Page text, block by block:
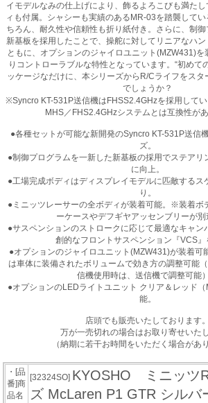
イモデルなみの仕上げにより、飾るよろこびも満た
ィも付属。シャシーも実績のあるMR-03を踏襲して
ちろん、耐久性や信頼性も折り紙付き。さらに、制
新基板を採用したことで、操舵に対してリニアなハン
ともに、オプションのジャイロユニット(MZW431)を
りコントローラブルな特性となっています。“初めて
ッケージなだけに、本シリーズからR/Cライフをス
でしょうか？
※Syncro KT-531P送信機はFHSS2.4GHzを採用して
MHS／FHS2.4GHzシステムとは互換性があ
●各種セットが可能な新開発のSyncro KT-531P送信
ズ。
●制御プログラムを一新した新基板の採用でステアリ
に向上。
●工場完成ボディはディスプレイモデルに匹敵するス
り。
●ミニッツレーサーの全ボディが装着可能。※装着ボ
ーケースやデフギヤアッセンブリーが別
●サスペンションのストロークに応じて最適なキャン
創的なフロントサスペンション『VCS』
●オプションのジャイロユニット(MZW431)が装着可
は車体に装備されたボリュームで効き方の調整可能
信機使用時は、送信機で調整可能）
●オプションのLEDライトユニット クリア＆レッド
能。
店頭でも販売いたしております。
万が一売切れの場合はお取り寄せいたし
（納期に若干お時間をいただく場合があ
・[品
番]商
品名
[32324SO] KYOSHO ミニッツ
ズ McLaren P1 GTR シルバ